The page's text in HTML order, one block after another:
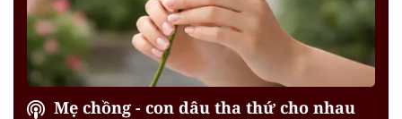
Mẹ chồng - con dâu tha thứ cho nhau